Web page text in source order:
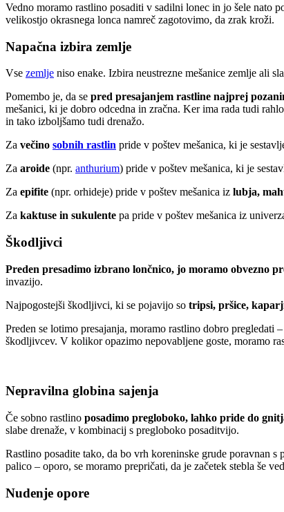
Vedno moramo rastlino posaditi v sadilni lonec in jo šele nato
velikostjo okrasnega lonca namreč zagotovimo, da zrak kroži.
Napačna izbira zemlje
Vse zemlje niso enake. Izbira neustrezne mešanice zemlje ali
Pomembo je, da se pred presajanjem rastline najprej
mešanici, ki je dobro odcedna in zračna. Ker ima rada tudi
in tako izboljšamo tudi drenažo.
Za večino sobnih rastlin pride v poštev mešanica, ki je
Za aroide (npr. anthurium) pride v poštev mešanica, ki je
Za epifite (npr. orhideje) pride v poštev mešanica iz lubja,
Za kaktuse in sukulente pa pride v poštev mešanica iz
Škodljivci
Preden presadimo izbrano lončnico, jo moramo obvezno
invazijo.
Najpogostejši škodljivci, ki se pojavijo so tripsi, pršice,
Preden se lotimo presajanja, moramo rastlino dobro pregledati
škodljivcev. V kolikor opazimo nepovabljene goste, moramo
Nepravilna globina sajenja
Če sobno rastlino posadimo pregloboko, lahko pride do
slabe drenaže, v kombinacij s pregloboko posaditvijo.
Rastlino posadite tako, da bo vrh koreninske grude poravnan
palico – oporo, se moramo prepričati, da je začetek stebla še
Nudenje opore